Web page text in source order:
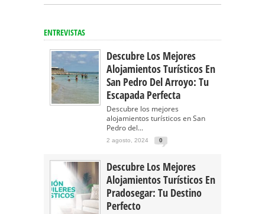
ENTREVISTAS
Descubre Los Mejores
Alojamientos Turísticos En
San Pedro Del Arroyo: Tu
Escapada Perfecta
Descubre los mejores
alojamientos turísticos en San
Pedro del...
2 agosto, 2024 0
Descubre Los Mejores
Alojamientos Turísticos En
Pradosegar: Tu Destino
Perfecto